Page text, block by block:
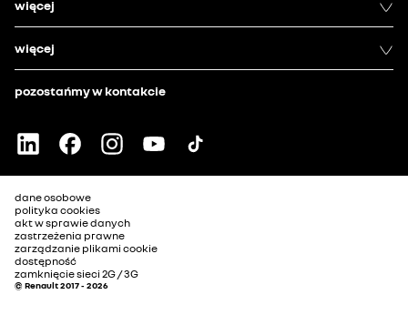
więcej
więcej
pozostańmy w kontakcie
dane osobowe
polityka cookies
akt w sprawie danych
zastrzeżenia prawne
zarządzanie plikami cookie
dostępność
zamknięcie sieci 2G / 3G
© Renault 2017 - 2026